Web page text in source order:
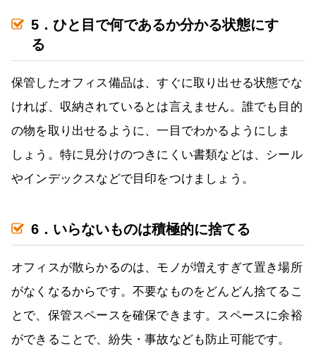
5．ひと目で何であるか分かる状態にす
る
保管したオフィス備品は、すぐに取り出せる状態でな
ければ、収納されているとは言えません。誰でも目的
の物を取り出せるように、一目でわかるようにしま
しょう。特に見分けのつきにくい書類などは、シール
やインデックスなどで目印をつけましょう。
6．いらないものは積極的に捨てる
オフィスが散らかるのは、モノが増えすぎて置き場所
がなくなるからです。不要なものをどんどん捨てるこ
とで、保管スペースを確保できます。スペースに余裕
ができることで、紛失・事故なども防止可能です。